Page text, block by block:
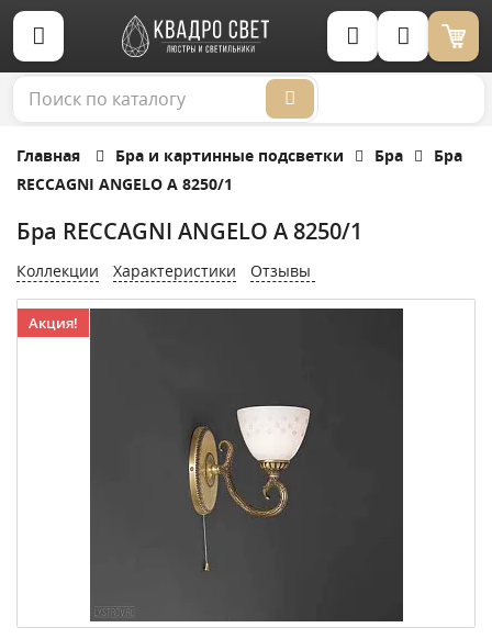
Корзина (0)
Главная Бра и картинные подсветки Бра
Бра
RECCAGNI ANGELO A 8250/1
Бра RECCAGNI ANGELO A 8250/1
Коллекции Характеристики Отзывы
Акция!